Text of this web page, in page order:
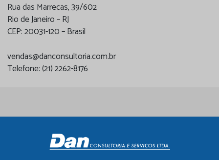
Rua das Marrecas, 39/602
Rio de Janeiro – RJ
CEP: 20031-120 – Brasil
vendas@danconsultoria.com.br
Telefone: (21) 2262-8176